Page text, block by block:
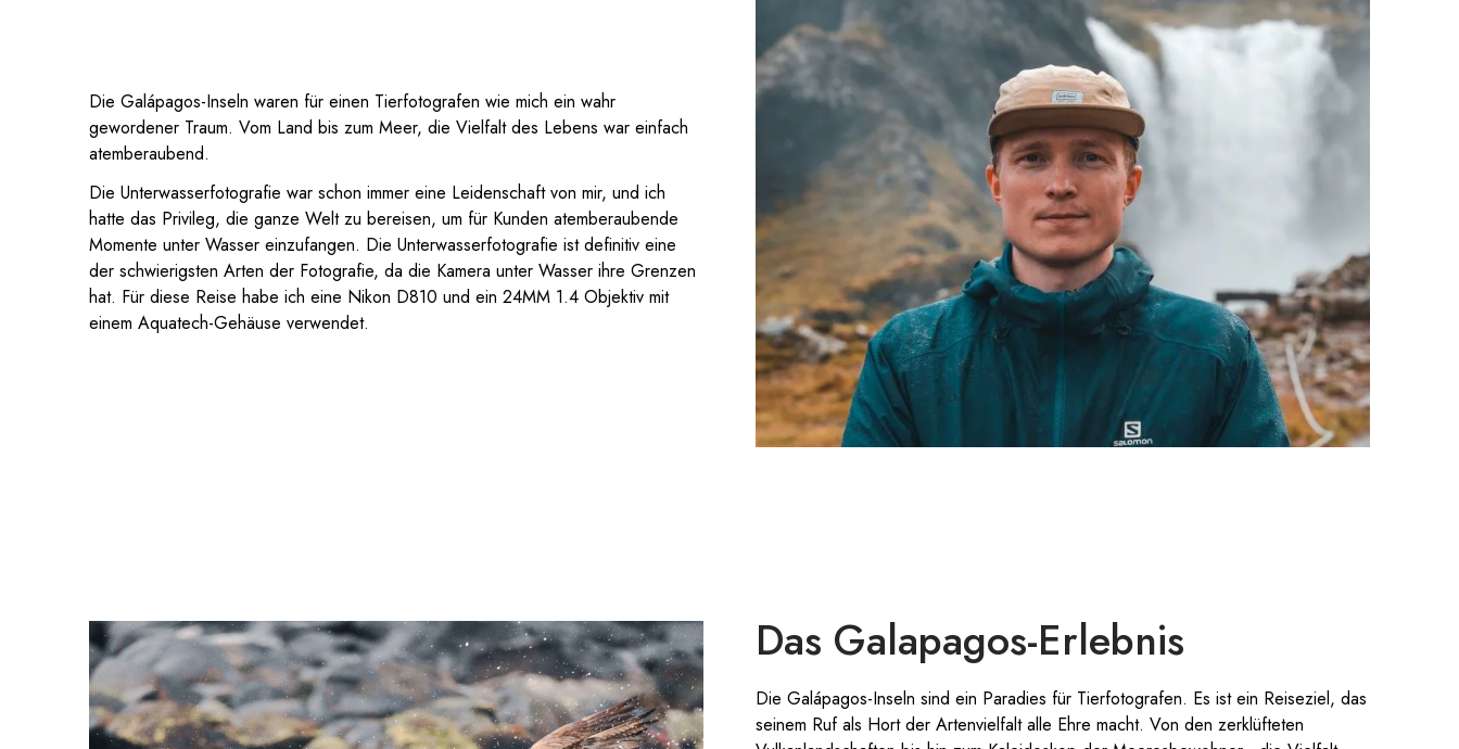
Die Galápagos-Inseln waren für einen Tierfotografen wie mich ein wahr
gewordener Traum. Vom Land bis zum Meer, die Vielfalt des Lebens war einfach
atemberaubend.
Die Unterwasserfotografie war schon immer eine Leidenschaft von mir, und ich
hatte das Privileg, die ganze Welt zu bereisen, um für Kunden atemberaubende
Momente unter Wasser einzufangen. Die Unterwasserfotografie ist definitiv eine
der schwierigsten Arten der Fotografie, da die Kamera unter Wasser ihre Grenzen
hat. Für diese Reise habe ich eine Nikon D810 und ein 24MM 1.4 Objektiv mit
einem Aquatech-Gehäuse verwendet.
Das Galapagos-Erlebnis
Die Galápagos-Inseln sind ein Paradies für Tierfotografen. Es ist ein Reiseziel, das
seinem Ruf als Hort der Artenvielfalt alle Ehre macht. Von den zerklüfteten